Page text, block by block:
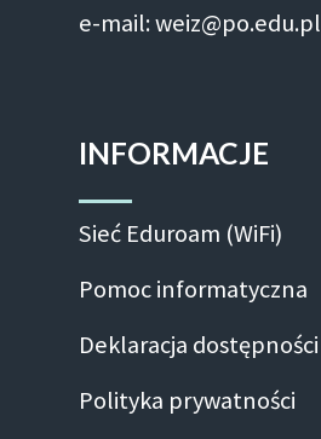
e-mail: weiz@po.edu.pl
INFORMACJE
Sieć Eduroam (WiFi)
Pomoc informatyczna
Deklaracja dostępności
Polityka prywatności